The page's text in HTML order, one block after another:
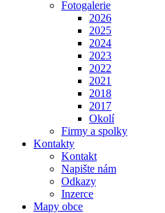
Fotogalerie
2026
2025
2024
2023
2022
2021
2018
2017
Okolí
Firmy a spolky
Kontakty
Kontakt
Napište nám
Odkazy
Inzerce
Mapy obce